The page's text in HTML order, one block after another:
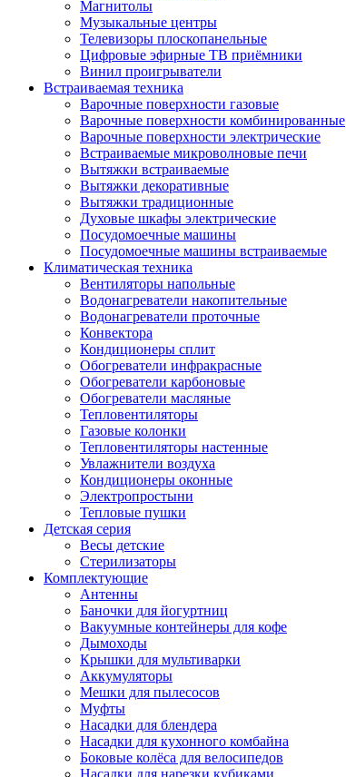
Магнитолы
Музыкальные центры
Телевизоры плоскопанельные
Цифровые эфирные ТВ приёмники
Винил проигрыватели
Встраиваемая техника
Варочные поверхности газовые
Варочные поверхности комбинированные
Варочные поверхности электрические
Встраиваемые микроволновые печи
Вытяжки встраиваемые
Вытяжки декоративные
Вытяжки традиционные
Духовые шкафы электрические
Посудомоечные машины
Посудомоечные машины встраиваемые
Климатическая техника
Вентиляторы напольные
Водонагреватели накопительные
Водонагреватели проточные
Конвектора
Кондиционеры сплит
Обогреватели инфракрасные
Обогреватели карбоновые
Обогреватели масляные
Тепловентиляторы
Газовые колонки
Тепловентиляторы настенные
Увлажнители воздуха
Кондиционеры оконные
Электропростыни
Тепловые пушки
Детская серия
Весы детские
Стерилизаторы
Комплектующие
Антенны
Баночки для йогуртниц
Вакуумные контейнеры для кофе
Дымоходы
Крышки для мультиварки
Аккумуляторы
Мешки для пылесосов
Муфты
Насадки для блендера
Насадки для кухонного комбайна
Боковые колёса для велосипедов